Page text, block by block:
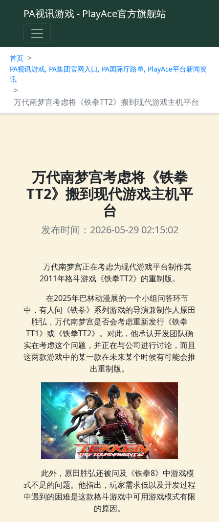
PA视讯游戏 - PlayAce官方旗舰站
首页 >
PA视讯游戏, PA集团官网入口, PA国际厅路单, PlayAce平台新闻资
讯
>
万代南梦宫考虑将《铁拳TT2》搬到现代游戏主机平台
万代南梦宫考虑将《铁拳
TT2》搬到现代游戏主机平
台
发布时间：2026-05-29 02:15:02
万代南梦宫正在考虑为现代游戏平台制作其
2011年格斗游戏《铁拳TT2》的重制版。
在2025年巴林动漫展的一个小组问答环节
中，有人问《铁拳》系列游戏的导演兼制作人原田
胜弘，万代南梦宫是否会考虑重新发行《铁拳
TT1》或《铁拳TT2》。对此，他承认开发团队确
实在考虑这个问题，并正在与公司进行讨论，而且
这两款游戏中的某一款在未来某个时候有可能会推
出重制版。
此外，原田胜弘还被问及《铁拳8》中游戏模
式不足的问题。他指出，玩家需求低以及开发过程
中遇到的困难是这款格斗游戏中可用游戏模式有限
的原因。